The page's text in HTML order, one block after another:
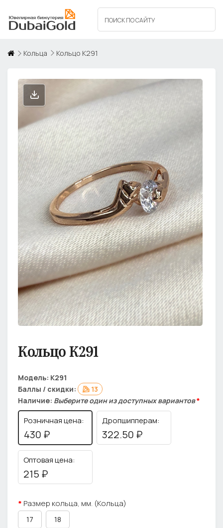
Кольца Кольцо К291
Кольцо К291
Модель: К291
Баллы / скидки:
13
Наличие: Выберите один из доступных вариантов*
Розничная цена:
430 ₽
Дропшипперам:
322.50 ₽
Оптовая цена:
215 ₽
Размер кольца, мм. (Кольца)
17 18